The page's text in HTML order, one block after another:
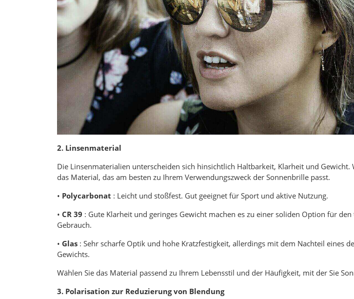
2. Linsenmaterial
Die Linsenmaterialien unterscheiden sich hinsichtlich Haltbarkeit, Klarheit und Gewicht.
das Material, das am besten zu Ihrem Verwendungszweck der Sonnenbrille passt.
• Polycarbonat : Leicht und stoßfest. Gut geeignet für Sport und aktive Nutzung.
• CR 39 : Gute Klarheit und geringes Gewicht machen es zu einer soliden Option für den
Gebrauch.
• Glas : Sehr scharfe Optik und hohe Kratzfestigkeit, allerdings mit dem Nachteil eines
Gewichts.
Wählen Sie das Material passend zu Ihrem Lebensstil und der Häufigkeit, mit der Sie
3. Polarisation zur Reduzierung von Blendung